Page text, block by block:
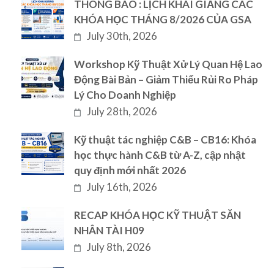
THÔNG BÁO : LỊCH KHAI GIẢNG CÁC
KHÓA HỌC THÁNG 8/2026 CỦA GSA
July 30th, 2026
Workshop Kỹ Thuật Xử Lý Quan Hệ Lao
Động Bài Bản – Giảm Thiểu Rủi Ro Pháp
Lý Cho Doanh Nghiệp
July 28th, 2026
Kỹ thuật tác nghiệp C&B – CB16: Khóa
học thực hành C&B từ A-Z, cập nhật
quy định mới nhất 2026
July 16th, 2026
RECAP KHÓA HỌC KỸ THUẬT SĂN
NHÂN TÀI H09
July 8th, 2026